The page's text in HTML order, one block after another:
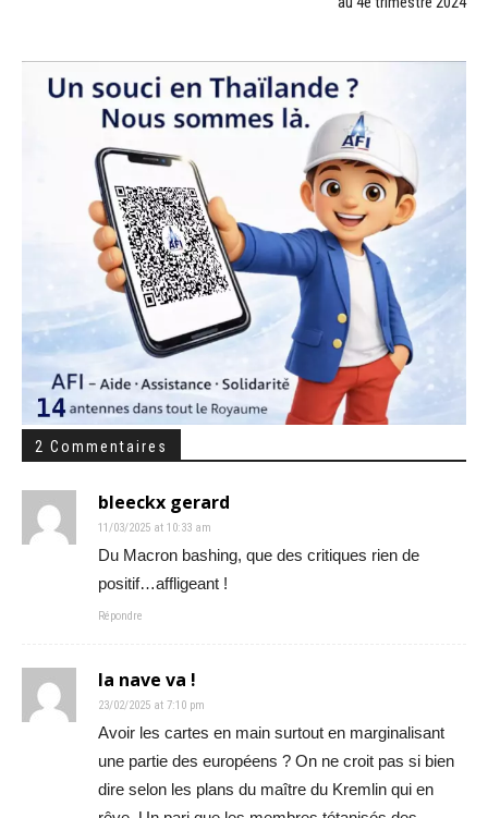
2 Commentaires
bleeckx gerard
11/03/2025 at 10:33 am
Du Macron bashing, que des critiques rien de
positif…affligeant !
Répondre
la nave va !
23/02/2025 at 7:10 pm
Avoir les cartes en main surtout en marginalisant
une partie des européens ? On ne croit pas si bien
dire selon les plans du maître du Kremlin qui en